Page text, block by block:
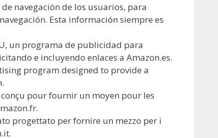
navegación de los usuarios, para
Esta información siempre es
un programa de publicidad para
e incluyendo enlaces a Amazon.es.
program designed to provide a
pour fournir un moyen pour les
progettato per fornire un mezzo per i